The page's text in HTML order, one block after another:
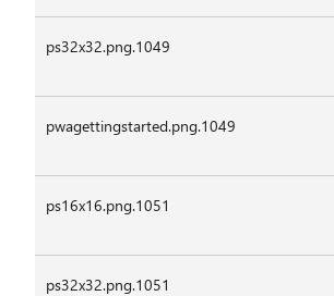
ps32x32.png.1049
pwagettingstarted.png.1049
ps16x16.png.1051
ps32x32.png.1051